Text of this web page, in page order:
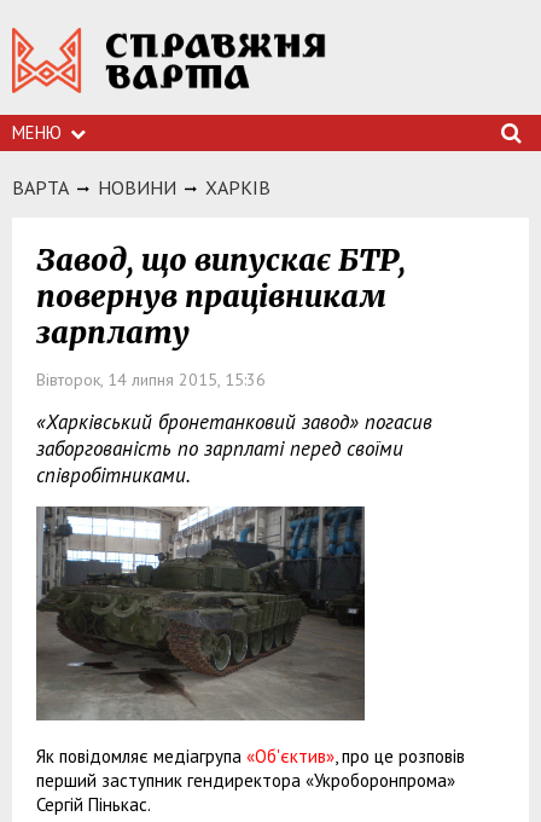
МЕНЮ
ВАРТА НОВИНИ ХАРКIВ
Завод, що випускає БТР,
повернув працівникам
зарплату
Вівторок, 14 липня 2015, 15:36
«Харківський бронетанковий завод» погасив
заборгованість по зарплаті перед своїми
співробітниками.
Як повідомляє медіагрупа «Об'єктив» , про це розповів
перший заступник гендиректора «Укроборонпрома»
Сергій Пінькас.